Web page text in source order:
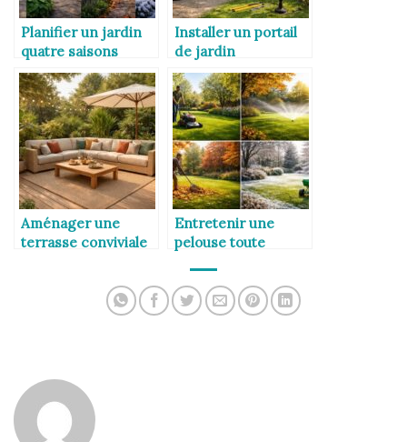
Planifier un jardin
quatre saisons
Installer un portail
de jardin
Aménager une
terrasse conviviale
Entretenir une
pelouse toute